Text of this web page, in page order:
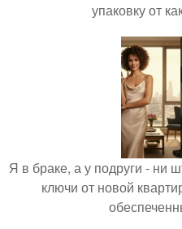
упаковку от
Я в браке, а у подруги - ни
ключи от новой